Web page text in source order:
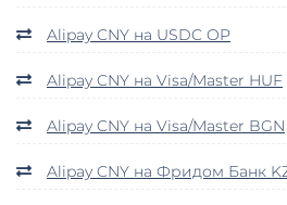
Alipay CNY на USDC OP
Alipay CNY на Visa/Master HUF
Alipay CNY на Visa/Master BGN
Alipay CNY на Фридом Банк